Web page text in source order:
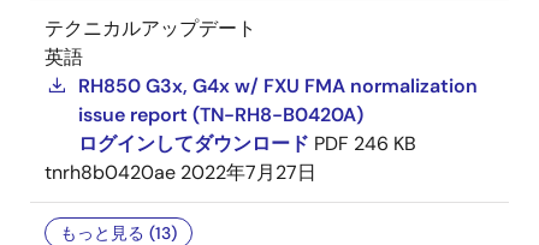
テクニカルアップデート
英語
RH850 G3x, G4x w/ FXU FMA normalization
issue report (TN-RH8-B0420A)
ログインしてダウンロード PDF 246 KB
tnrh8b0420ae 2022年7月27日
もっと見る (13)